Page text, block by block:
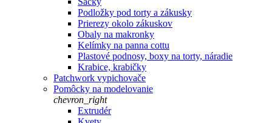
Podložky pod torty a zákusky
Prierezy okolo zákuskov
Obaly na makronky
Kelímky na panna cottu
Plastové podnosy, boxy na torty, náradie
Krabice, krabičky
Patchwork vypichovače
Pomôcky na modelovanie
chevron_right
Extrudér